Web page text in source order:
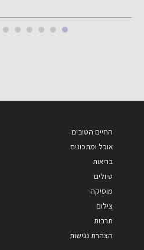
החיים הטובים
אוכל ומתכונים
בריאות
טיולים
מוסיקה
צילום
תרבות
הצהרת נגישות